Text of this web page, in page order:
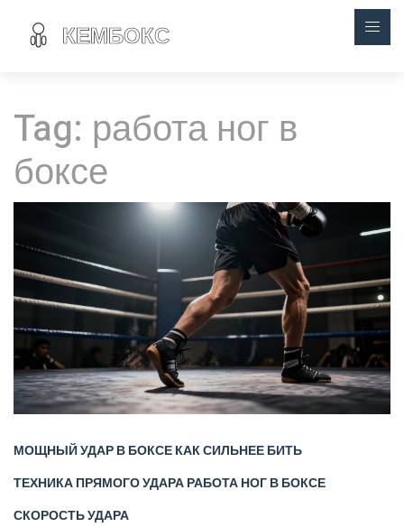
Tag: работа ног в
боксе
МОЩНЫЙ УДАР В БОКСЕКАК СИЛЬНЕЕ БИТЬ
ТЕХНИКА ПРЯМОГО УДАРАРАБОТА НОГ В БОКСЕ
СКОРОСТЬ УДАРА